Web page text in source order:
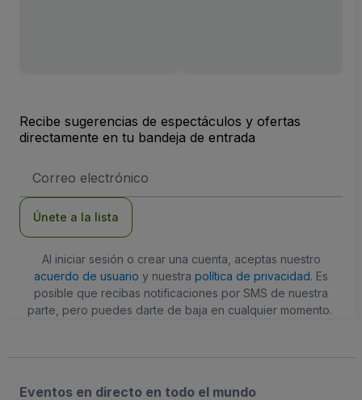
Recibe sugerencias de espectáculos y ofertas
directamente en tu bandeja de entrada
de
Únete a la lista
Al iniciar sesión o crear una cuenta, aceptas nuestro
acuerdo de usuario y nuestra política de privacidad. Es
posible que recibas notificaciones por SMS de nuestra
parte, pero puedes darte de baja en cualquier momento.
Eventos en directo en todo el mundo